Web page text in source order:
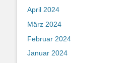
April 2024
März 2024
Februar 2024
Januar 2024